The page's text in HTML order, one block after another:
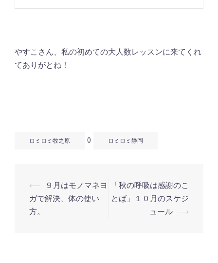
やすこさん、私の初めての大人数レッスンに来てくれ
てありがとね！
ロミロミ牧之原 0 ロミロミ静岡
投
稿
ナ
⟵
９月はモノマネヨ
ガで解決、体の使い
方。
「秋の呼吸は感謝のこ
とば」１０月のスケジ
ュール ⟶